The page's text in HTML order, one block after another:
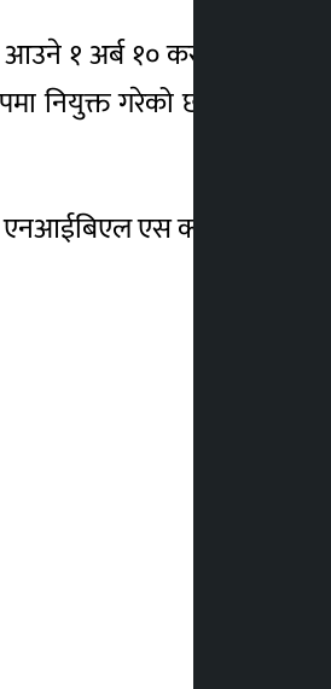
१ अर्ब १० करोड रुपैयाँ
नियुक्त गरेको छ । ऋणपत्रको
एस क्यापिटल